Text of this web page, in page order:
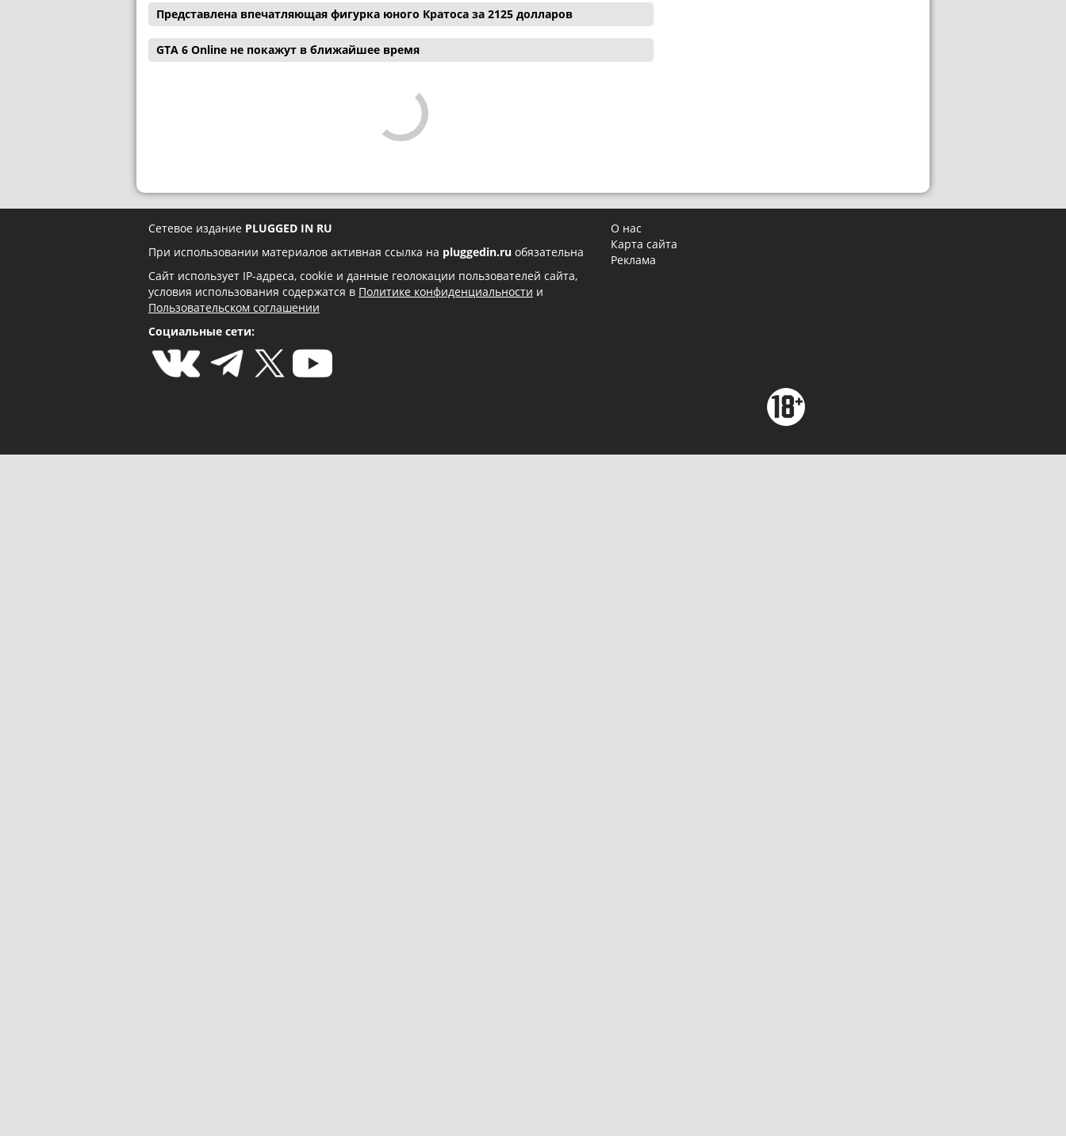
Представлена впечатляющая фигурка юного Кратоса за 2125 долларов
GTA 6 Online не покажут в ближайшее время
Сетевое издание PLUGGED IN RU
При использовании материалов активная ссылка на pluggedin.ru обязательна
Сайт использует IP-адреса, cookie и данные геолокации пользователей сайта,
условия использования содержатся в Политике конфиденциальности и
Пользовательском соглашении
Социальные сети:
О нас
Карта сайта
Реклама